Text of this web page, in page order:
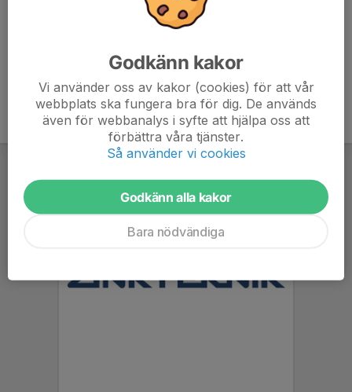
Godkänn kakor
Vi använder oss av kakor (cookies) för att vår
webbplats ska fungera bra för dig. De används
även för webbanalys i syfte att hjälpa oss att
förbättra våra tjänster.
Så använder vi cookies
Godkänn alla kakor
Bara nödvändiga